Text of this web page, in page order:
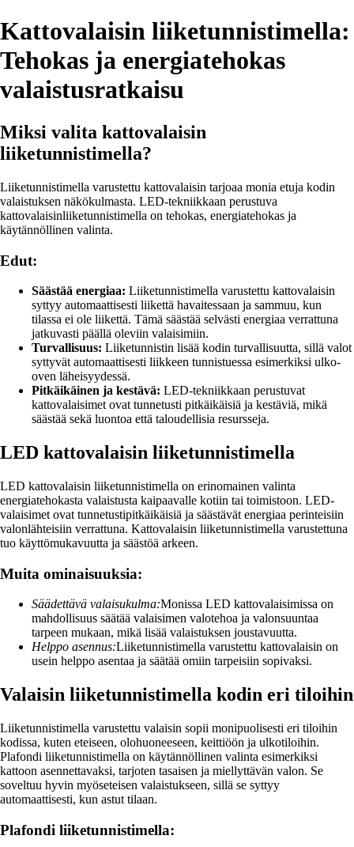
Kattovalaisin liiketunnistimella:
Tehokas ja energiatehokas
valaistusratkaisu
Miksi valita kattovalaisin
liiketunnistimella?
Liiketunnistimella varustettu kattovalaisin tarjoaa monia etuja kodin
valaistuksen näkökulmasta. LED-tekniikkaan perustuva
kattovalaisinliiketunnistimella on tehokas, energiatehokas ja
käytännöllinen valinta.
Edut:
Säästää energiaa: Liiketunnistimella varustettu kattovalaisin
syttyy automaattisesti liikettä havaitessaan ja sammuu, kun
tilassa ei ole liikettä. Tämä säästää selvästi energiaa verrattuna
jatkuvasti päällä oleviin valaisimiin.
Turvallisuus: Liiketunnistin lisää kodin turvallisuutta, sillä valot
syttyvät automaattisesti liikkeen tunnistuessa esimerkiksi ulko-
oven läheisyydessä.
Pitkäikäinen ja kestävä: LED-tekniikkaan perustuvat
kattovalaisimet ovat tunnetusti pitkäikäisiä ja kestäviä, mikä
säästää sekä luontoa että taloudellisia resursseja.
LED kattovalaisin liiketunnistimella
LED kattovalaisin liiketunnistimella on erinomainen valinta
energiatehokasta valaistusta kaipaavalle kotiin tai toimistoon. LED-
valaisimet ovat tunnetustipitkäikäisiä ja säästävät energiaa perinteisiin
valonlähteisiin verrattuna. Kattovalaisin liiketunnistimella varustettuna
tuo käyttömukavuutta ja säästöä arkeen.
Muita ominaisuuksia:
Säädettävä valaisukulma:Monissa LED kattovalaisimissa on
mahdollisuus säätää valaisimen valotehoa ja valonsuuntaa
tarpeen mukaan, mikä lisää valaistuksen joustavuutta.
Helppo asennus:Liiketunnistimella varustettu kattovalaisin on
usein helppo asentaa ja säätää omiin tarpeisiin sopivaksi.
Valaisin liiketunnistimella kodin eri tiloihin
Liiketunnistimella varustettu valaisin sopii monipuolisesti eri tiloihin
kodissa, kuten eteiseen, olohuoneeseen, keittiöön ja ulkotiloihin.
Plafondi liiketunnistimella on käytännöllinen valinta esimerkiksi
kattoon asennettavaksi, tarjoten tasaisen ja miellyttävän valon. Se
soveltuu hyvin myöseteisen valaistukseen, sillä se syttyy
automaattisesti, kun astut tilaan.
Plafondi liiketunnistimella: